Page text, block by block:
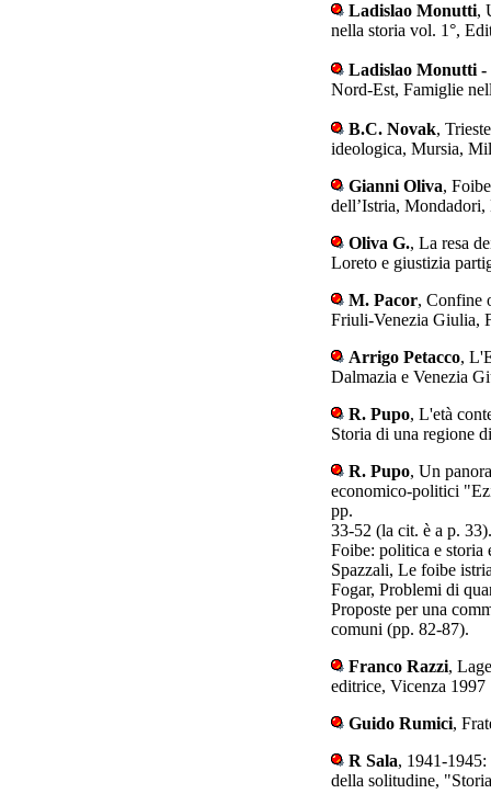
Ladislao Monutti,
nella storia vol. 1°,
Ladislao Monutti
Nord-Est, Famiglie
B.C. Novak,
ideologica, Mursia,
Gianni Oliva,
dell’Istria,
Oliva G., La resa
Loreto e giustizia
M. Pacor, Confine
Friuli-Venezia Giulia,
Arrigo Petacco,
Dalmazia e Venezia
R. Pupo, L'età
Storia di una regione
R. Pupo, Un
economico-politici
pp.
33-52 (la cit. è a p.
Foibe: politica e storia
Spazzali, Le foibe
Fogar, Problemi di
Proposte per una
comuni (pp. 82-87).
Franco Razzi,
editrice, Vicenza 1997
Guido Rumici,
R Sala, 1941-
della solitudine,